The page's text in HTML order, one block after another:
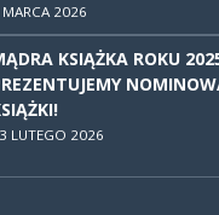
MARCA 2026
KSIĄŻKA ROKU
LUTEGO 2026